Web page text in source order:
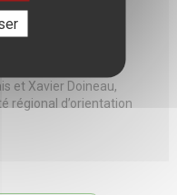
et Xavier Doineau,
régional d’orientation